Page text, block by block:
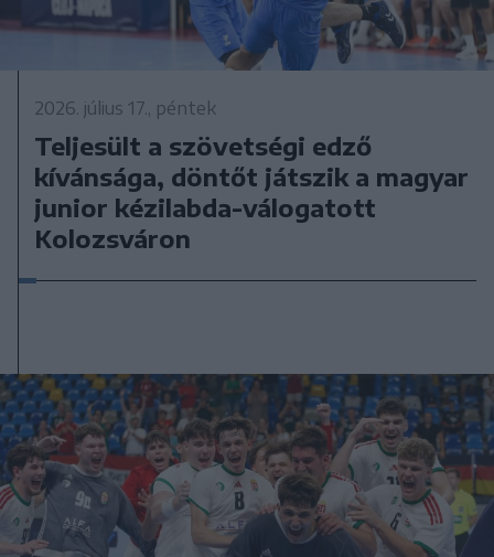
2026. július 17., péntek
Teljesült a szövetségi edző
kívánsága, döntőt játszik a magyar
junior kézilabda-válogatott
Kolozsváron